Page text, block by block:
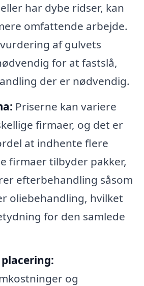
har dybe ridser, kan
omfattende arbejde.
af gulvets
for at fastslå,
der er nødvendig.
Priserne kan variere
firmaer, og det er
at indhente flere
firmaer tilbyder pakker,
efterbehandling såsom
oliebehandling, hvilket
for den samlede
og